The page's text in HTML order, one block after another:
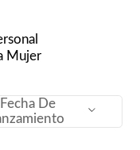
Mujer
Fecha De